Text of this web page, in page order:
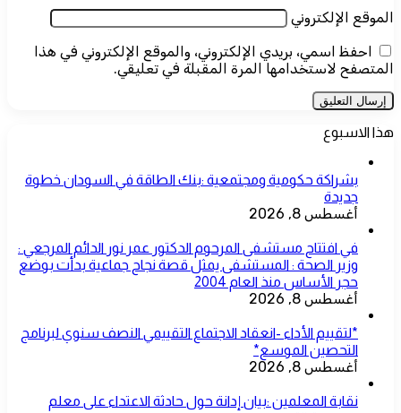
الموقع الإلكتروني
احفظ اسمي، بريدي الإلكتروني، والموقع الإلكتروني في هذا
المتصفح لاستخدامها المرة المقبلة في تعليقي.
هذا الاسبوع
بشراكة حكومية ومجتمعية :بنك الطاقة في السودان خطوة
جديدة
أغسطس 8, 2026
في افتتاح مستشفى المرحوم الدكتور عمر نور الدائم المرجعي :
وزير الصحة : المستشفى يمثل قصة نجاح جماعية بدأت بوضع
حجر الأساس منذ العام 2004
أغسطس 8, 2026
*لتقييم الأداء -انعقاد الاجتماع التقييمي النصف سنوي لبرنامج
التحصين الموسع*
أغسطس 8, 2026
نقابة المعلمين :بيان إدانة حول حادثة الاعتداء على معلم